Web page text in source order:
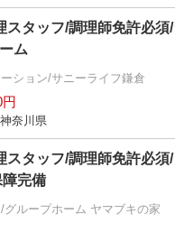
スタッフ/調理師免許必
ム
ション/サニーライフ鎌倉
奈川県
スタッフ/調理師免許必
完備
ループホーム ヤマブキの家